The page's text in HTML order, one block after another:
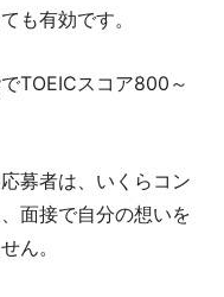
も有効です。
TOEICスコア800～
募者は、いくらコン
面接で自分の想いを
ん。